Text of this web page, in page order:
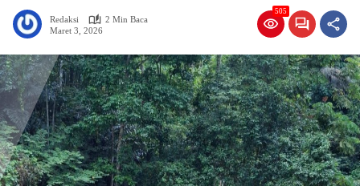
Redaksi
2 Min Baca
Maret 3, 2026
505